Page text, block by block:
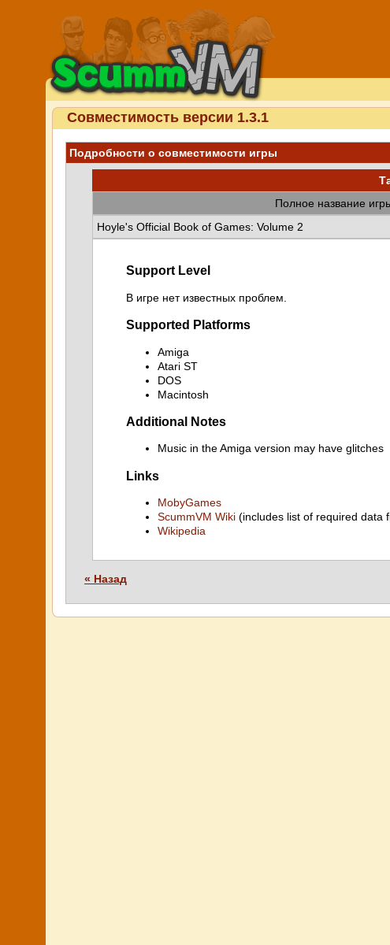
Совместимость версии 1.3.1
Подробности о совместимости игры
Полное название
Hoyle's Official Book of Games: Volume 2
Support Level
В игре нет известных проблем.
Supported Platforms
Amiga
Atari ST
DOS
Macintosh
Additional Notes
Music in the Amiga version may have glitches
Links
MobyGames
ScummVM Wiki (includes list of required data
Wikipedia
« Назад